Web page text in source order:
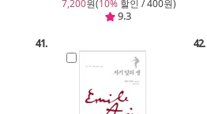
7,200원(10%할인 / 400원)
9.3
41. 42.